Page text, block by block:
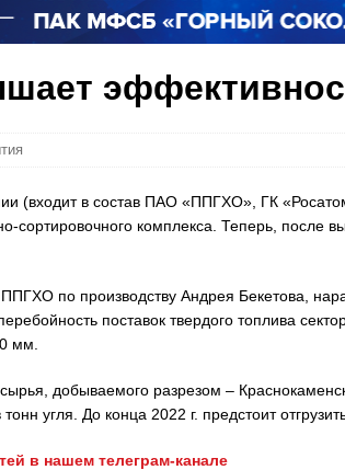
(входит в состав ПАО «ППГХО», ГК
сортировочного комплекса. Теперь, после
по производству Андрея Бекетова,
поставок твердого топлива
мм.
добываемого разрезом –
угля. До конца 2022 г. предстоит
в нашем телеграм-канале